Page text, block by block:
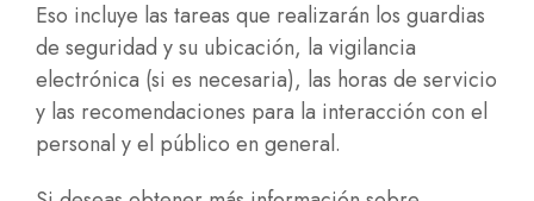
Eso incluye las tareas que realizarán los guardias
de seguridad y su ubicación, la vigilancia
electrónica (si es necesaria), las horas de servicio
y las recomendaciones para la interacción con el
personal y el público en general.